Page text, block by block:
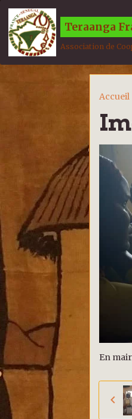
Teraanga
Association de
Accueil
En